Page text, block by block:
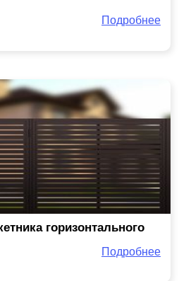
Подробнее
горизонтального
Подробнее